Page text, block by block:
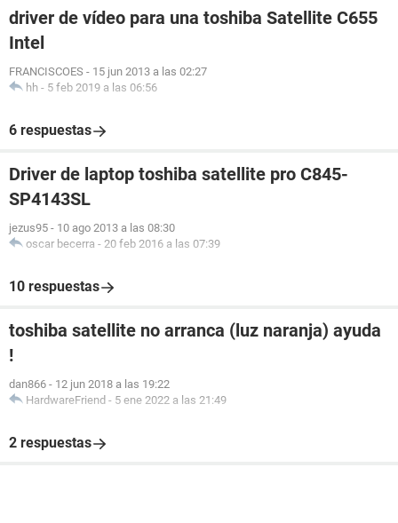
driver de vídeo para una toshiba Satellite C655
Intel
FRANCISCOES - 15 jun 2013 a las 02:27
hh - 5 feb 2019 a las 06:56
6 respuestas
Driver de laptop toshiba satellite pro C845-
SP4143SL
jezus95 - 10 ago 2013 a las 08:30
oscar becerra - 20 feb 2016 a las 07:39
10 respuestas
toshiba satellite no arranca (luz naranja) ayuda
!
dan866 - 12 jun 2018 a las 19:22
HardwareFriend - 5 ene 2022 a las 21:49
2 respuestas